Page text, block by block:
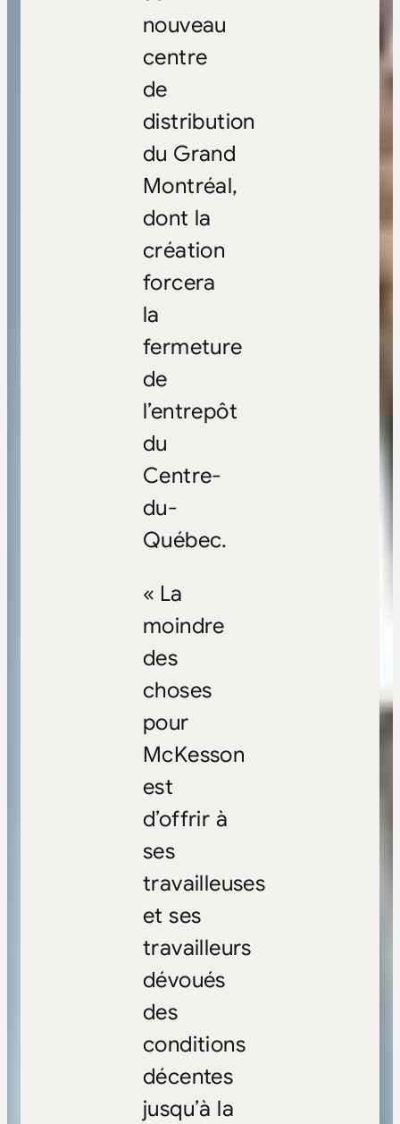
nouveau
centre
de
distribution
du Grand
Montréal,
dont la
création
forcera
la
fermeture
de
l’entrepôt
du
Centre-
du-
Québec.
« La
moindre
des
choses
pour
McKesson
est
d’offrir à
ses
travailleuses
et ses
travailleurs
dévoués
des
conditions
décentes
jusqu’à la